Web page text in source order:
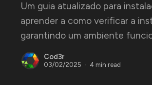
Um guia atualizado para
aprender a como verificar a
garantindo um ambiente
Cod3r
03/02/2025 4 min read